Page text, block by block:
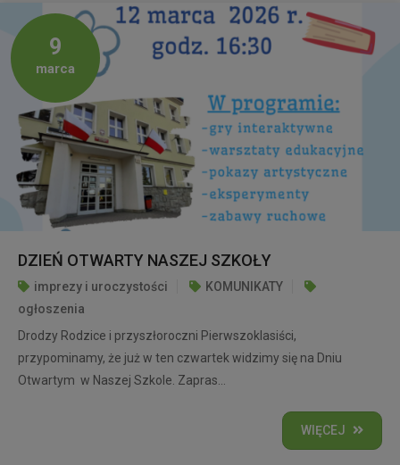
9
marca
DZIEŃ OTWARTY NASZEJ SZKOŁY
imprezy i uroczystości
KOMUNIKATY
ogłoszenia
Drodzy Rodzice i przyszłoroczni Pierwszoklasiści,
przypominamy, że już w ten czwartek widzimy się na Dniu
Otwartym w Naszej Szkole. Zapras...
WIĘCEJ